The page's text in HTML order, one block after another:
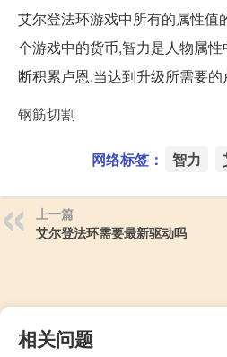
艾尔登法环游戏中所有的属性值
个游戏中的货币,智力是人物属
断积累卢恩,当达到升级所需要的
钢筋切割
网络标签： 智力
上一篇
艾尔登法环需要最新驱动吗
相关问题